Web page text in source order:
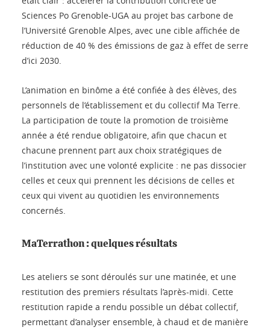
Sciences Po Grenoble-UGA au projet bas carbone de
l’Université Grenoble Alpes, avec une cible affichée de
réduction de 40 % des émissions de gaz à effet de serre
d’ici 2030.
L’animation en binôme a été confiée à des élèves, des
personnels de l’établissement et du collectif Ma Terre.
La participation de toute la promotion de troisième
année a été rendue obligatoire, afin que chacun et
chacune prennent part aux choix stratégiques de
l’institution avec une volonté explicite : ne pas dissocier
celles et ceux qui prennent les décisions de celles et
ceux qui vivent au quotidien les environnements
concernés.
MaTerrathon : quelques résultats
Les ateliers se sont déroulés sur une matinée, et une
restitution des premiers résultats l’après-midi. Cette
restitution rapide a rendu possible un débat collectif,
permettant d’analyser ensemble, à chaud et de manière